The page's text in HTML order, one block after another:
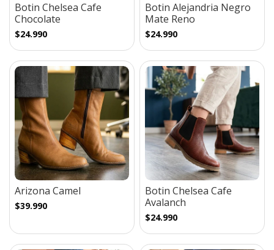
Botin Chelsea Cafe
Chocolate
$24.990
Botin Alejandria Negro
Mate Reno
$24.990
Arizona Camel
$39.990
Botin Chelsea Cafe
Avalanch
$24.990